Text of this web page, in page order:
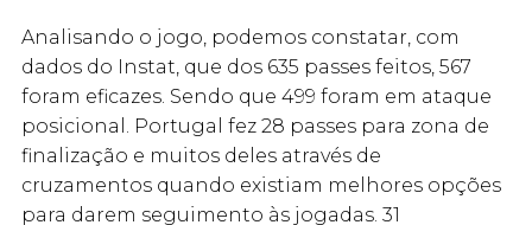
Analisando o jogo, podemos constatar, com
dados do Instat, que dos 635 passes feitos, 567
foram eficazes. Sendo que 499 foram em ataque
posicional. Portugal fez 28 passes para zona de
finalização e muitos deles através de
cruzamentos quando existiam melhores opções
para darem seguimento às jogadas. 31